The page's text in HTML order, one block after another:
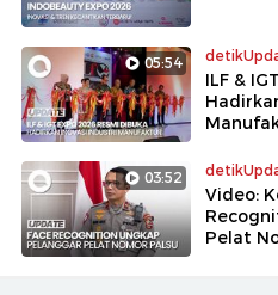
05:54
ILF &
03:52
Video:
Pelat